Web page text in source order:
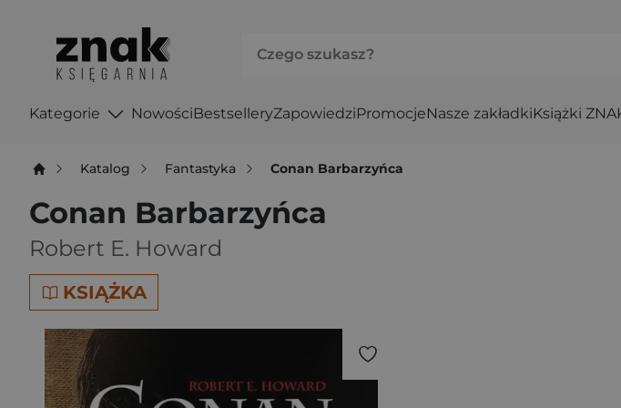
Kategorie NowościBestselleryZapowiedziPromocjeNasze zakładkiKsiążki
Katalog Fantastyka Conan Barbarzyńca
Conan Barbarzyńca
Robert E. Howard
KSIĄŻKA